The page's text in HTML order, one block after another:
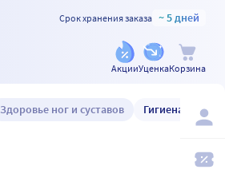
Срок хранения заказа ~ 5 дней
АкцииУценкаКорзина
Здоровье ног и суставов Гигиена и уход